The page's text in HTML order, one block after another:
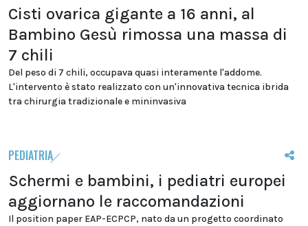
Cisti ovarica gigante a 16 anni, al
Bambino Gesù rimossa una massa di
7 chili
Del peso di 7 chili, occupava quasi interamente l'addome.
L'intervento è stato realizzato con un'innovativa tecnica ibrida
tra chirurgia tradizionale e mininvasiva
PEDIATRIA
Schermi e bambini, i pediatri europei
aggiornano le raccomandazioni
Il position paper EAP-ECPCP, nato da un progetto coordinato